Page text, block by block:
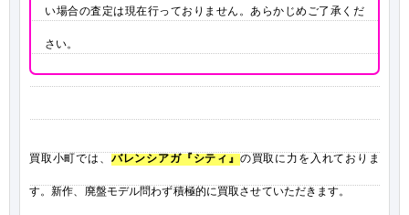
い場合の査定は現在行っておりません。あらかじめご了承くだ
さい。
買取小町では、バレンシアガ『シティ』の買取に力を入れておりま
す。新作、廃盤モデル問わず積極的に買取させていただきます。